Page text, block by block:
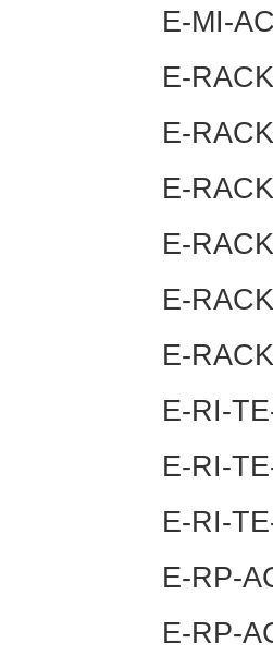
E-MI-
E-
E-
E-
E-
E-
E-
E-RI-
E-RI-
E-RI-
E-RP-
E-RP-